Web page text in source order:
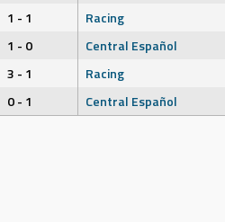
1 - 1 Racing
1 - 0 Central Español
3 - 1 Racing
0 - 1 Central Español